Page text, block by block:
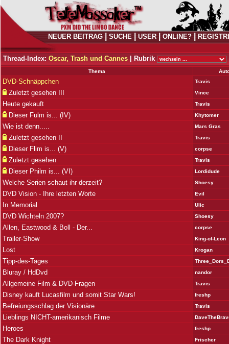
NEUER BEITRAG SUCHE USER ONLINE?
Thread-Index: Oscar, Trash und Cannes Rubrik
Thema
DVD-Schnäppchen Travis
Zuletzt gesehen III Vince
Heute gekauft Travis
Dieser Fulm is... (IV) Khytomer
Wie ist denn..... Mars Gras
Zuletzt gesehen II Travis
Dieser Flim is... (V) corpse
Zuletzt gesehen Travis
Dieser Philm is... (VI) Lordidude
Welche Serien schaut ihr derzeit? Shoesy
DVD Vision - Ihre letzten Worte Evil
In Memorial Ulic
DVD Wichteln 2007? Shoesy
Allen, Eastwood & Boll - Der... corpse
Trailer-Show King-of-Leon
Lost Krogan
Tipp-des-Tages
Bluray / HdDvd nandor
Allgemeine Film & DVD-Fragen Travis
Disney kauft Lucasfilm und somit Star Wars! freshp
Befreiungsschlag der Visionäre Travis
Lieblings NICHT-amerikanisch Filme
Heroes freshp
The Dark Knight Frischer